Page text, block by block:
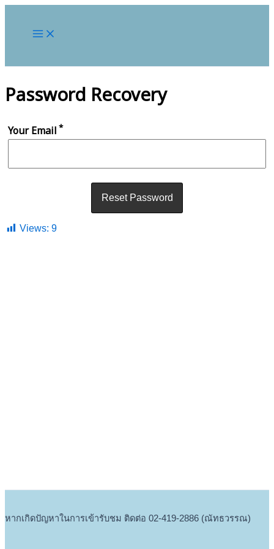
Password Recovery
Your Email *
Views: 9
หากเกิดปัญหาในการเข้ารับชม ติดต่อ 02-419-2886 (ณัทธวรรณ)